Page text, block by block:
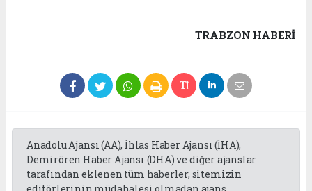
TRABZON HABERİ
Anadolu Ajansı (AA), İhlas Haber Ajansı (İHA),
Demirören Haber Ajansı (DHA) ve diğer ajanslar
tarafından eklenen tüm haberler, sitemizin